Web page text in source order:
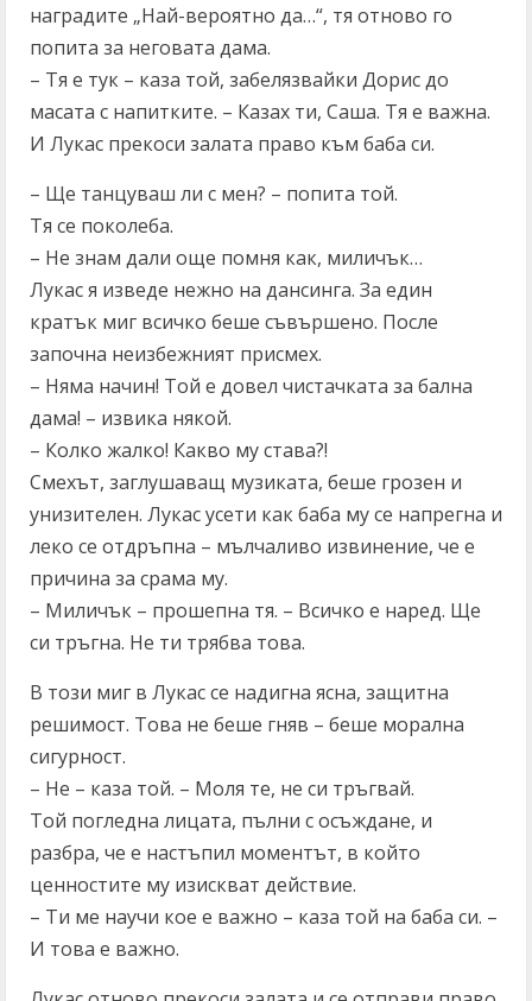
наградите „Най-вероятно да…“, тя отново го
попита за неговата дама.
– Тя е тук – каза той, забелязвайки Дорис до
масата с напитките. – Казах ти, Саша. Тя е важна.
И Лукас прекоси залата право към баба си.
– Ще танцуваш ли с мен? – попита той.
Тя се поколеба.
– Не знам дали още помня как, миличък…
Лукас я изведе нежно на дансинга. За един
кратък миг всичко беше съвършено. После
започна неизбежният присмех.
– Няма начин! Той е довел чистачката за бална
дама! – извика някой.
– Колко жалко! Какво му става?!
Смехът, заглушаващ музиката, беше грозен и
унизителен. Лукас усети как баба му се напрегна и
леко се отдръпна – мълчаливо извинение, че е
причина за срама му.
– Миличък – прошепна тя. – Всичко е наред. Ще
си тръгна. Не ти трябва това.
В този миг в Лукас се надигна ясна, защитна
решимост. Това не беше гняв – беше морална
сигурност.
– Не – каза той. – Моля те, не си тръгвай.
Той погледна лицата, пълни с осъждане, и
разбра, че е настъпил моментът, в който
ценностите му изискват действие.
– Ти ме научи кое е важно – каза той на баба си. –
И това е важно.